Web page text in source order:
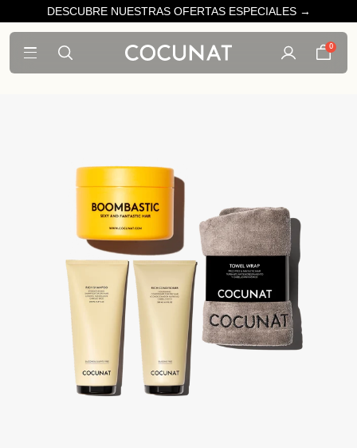
DESCUBRE NUESTRAS OFERTAS ESPECIALES →
0